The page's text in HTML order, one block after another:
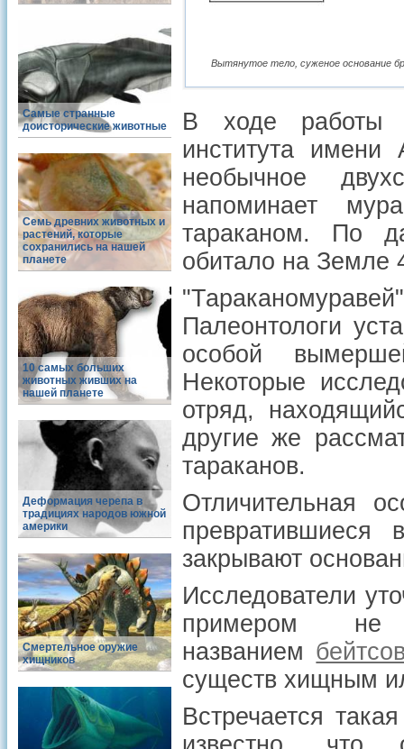
Самые странные
доисторические животные
Семь древних животных и
растений, которые
сохранились на нашей
планете
10 самых больших
животных живших на
нашей планете
Деформация черепа в
традициях народов южной
америки
Смертельное оружие
хищников
Вытянутое тело, суженое основание
В ходе
института
необычное
напоминает
тараканом. По
обитало на Земле
Палеонтологи
особой
Некоторые
отряд,
другие же
тараканов.
Отличительная
превратившиеся
закрывают
Исследователи
примером
названием
существ хищным
Встречается